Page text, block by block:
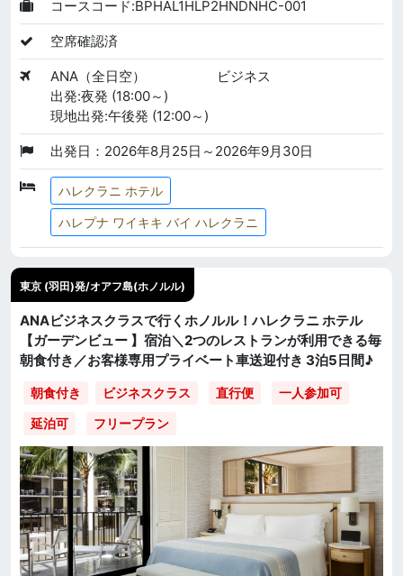
コースコード:BPHAL1HLP2HNDNHC-001
空席確認済
ANA（全日空）
ビジネス
出発:夜発 (18:00～)
現地出発:午後発 (12:00～)
出発日：2026年8月25日～2026年9月30日
ハレクラニ ホテル
ハレプナ ワイキキ バイ ハレクラニ
東京 (羽田)発/オアフ島(ホノルル)
ANAビジネスクラスで行くホノルル！ハレクラニ ホテル
【ガーデンビュー 】宿泊＼2つのレストランが利用できる毎
朝食付き／お客様専用プライベート車送迎付き 3泊5日間♪
朝食付き ビジネスクラス 直行便 一人参加可
延泊可 フリープラン